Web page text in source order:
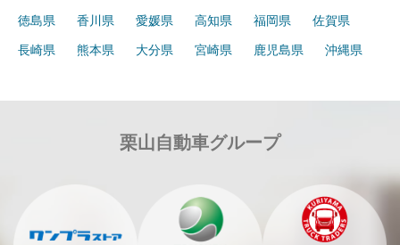
徳島県 香川県 愛媛県 高知県 福岡県 佐賀県
長崎県 熊本県 大分県 宮崎県 鹿児島県 沖縄県
栗山自動車グループ